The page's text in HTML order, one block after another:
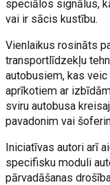
speciālos signālus,
vai ir sācis kustību.
Vienlaikus rosināts
transportlīdzekļu
autobusiem, kas
aprīkotiem ar
sviru autobusa
pavadonim vai
Iniciatīvas autori arī
specifisku moduli
pārvadāšanas